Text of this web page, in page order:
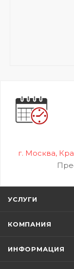
г. Москва,
УСЛУГИ
КОМПАНИЯ
ИНФОРМАЦИЯ